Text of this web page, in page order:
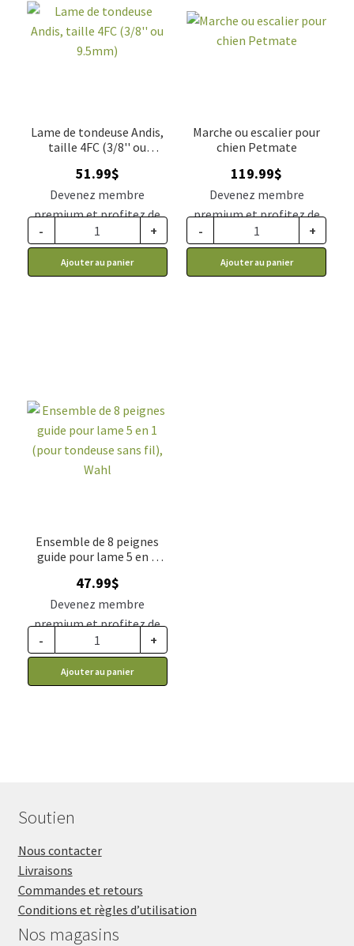
Lame de tondeuse Andis,
taille 4FC (3/8'' ou
51.99$
Devenez membre
premium et profitez de
ce prix rabais : 42.89$ CA
- +
Ajouter au panier
Marche ou escalier pour
chien Petmate
119.99$
Devenez membre
premium et profitez de
ce prix rabais : 110.39$ CA
- +
Ajouter au panier
Ensemble de 8 peignes
guide pour lame 5 en 1
Wahl
47.99$
Devenez membre
premium et profitez de
ce prix rabais : 39.59$ CA
- +
Ajouter au panier
Soutien
Nous contacter
Livraisons
Commandes et retours
Conditions et règles d’utilisation
Nos magasins